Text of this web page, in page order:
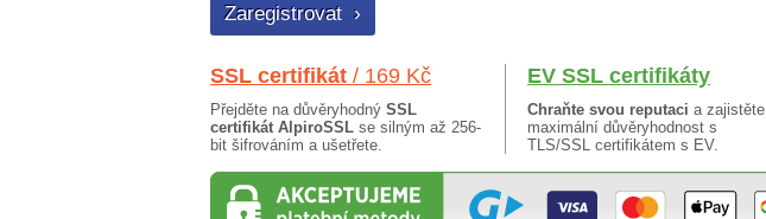
SSL certifikát / 169 Kč
Přejděte na důvěryhodný SSL
certifikát AlpiroSSL se silným až 256-
bit šifrováním a ušetřete.
EV SSL certifikáty
Chraňte svou reputaci a zajistěte
maximální důvěryhodnost s
TLS/SSL certifikátem s EV.